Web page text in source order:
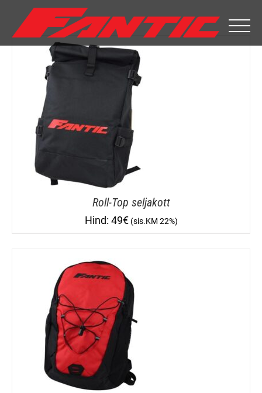
content
Roll-Top seljakott
49€